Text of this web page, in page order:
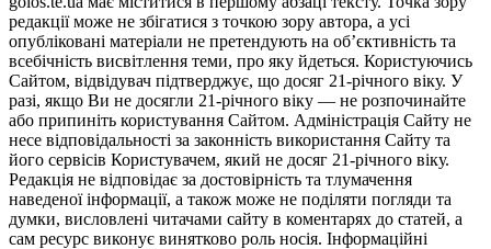
редакції може не збігатися з точкою зору автора, а усі
опубліковані матеріали не претендують на об’єктивність та
всебічність висвітлення теми, про яку йдеться. Користуючись
Сайтом, відвідувач підтверджує, що досяг 21-річного віку. У
разі, якщо Ви не досягли 21-річного віку — не розпочинайте
або припиніть користування Сайтом. Адміністрація Сайту не
несе відповідальності за законність використання Сайту та
його сервісів Користувачем, який не досяг 21-річного віку.
Редакція не відповідає за достовірність та тлумачення
наведеної інформації, а також може не поділяти погляди та
думки, висловлені читачами сайту в коментарях до статей, а
сам ресурс виконує винятково роль носія. Інформаційні